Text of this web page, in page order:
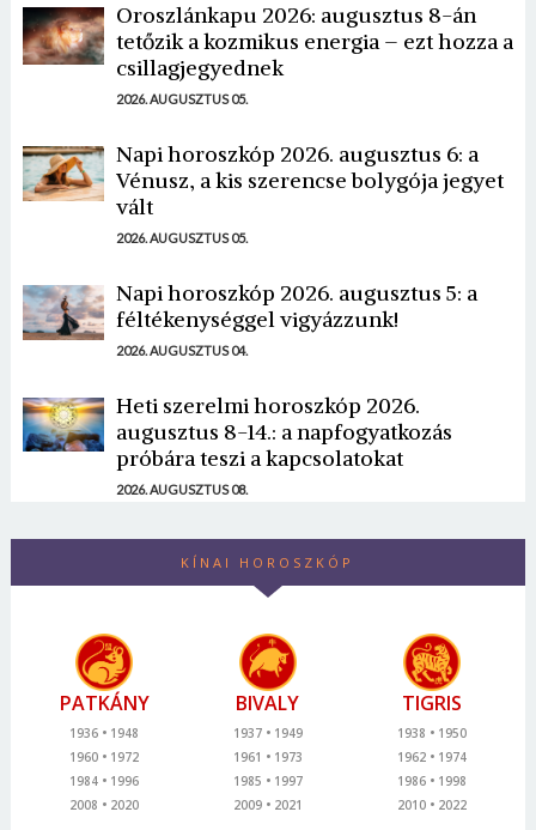
Oroszlánkapu 2026: augusztus 8-án
tetőzik a kozmikus energia – ezt hozza a
csillagjegyednek
2026. AUGUSZTUS 05.
Napi horoszkóp 2026. augusztus 6: a
Vénusz, a kis szerencse bolygója jegyet
vált
2026. AUGUSZTUS 05.
Napi horoszkóp 2026. augusztus 5: a
féltékenységgel vigyázzunk!
2026. AUGUSZTUS 04.
Heti szerelmi horoszkóp 2026.
augusztus 8-14.: a napfogyatkozás
próbára teszi a kapcsolatokat
2026. AUGUSZTUS 08.
KÍNAI HOROSZKÓP
PATKÁNY
1936
1948
1960
1972
1984
1996
2008
2020
BIVALY
1937
1949
1961
1973
1985
1997
2009
2021
TIGRIS
1938
1950
1962
1974
1986
1998
2010
2022